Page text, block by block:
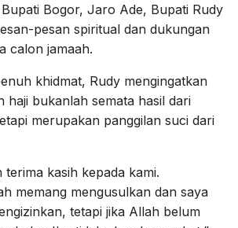
Bupati Bogor, Jaro Ade, Bupati Rudy
pesan spiritual dan dukungan
calon jamaah.
khidmat, Rudy mengingatkan
haji bukanlah semata hasil dari
merupakan panggilan suci dari
terima kasih kepada kami.
memang mengusulkan dan saya
tetapi jika Allah belum